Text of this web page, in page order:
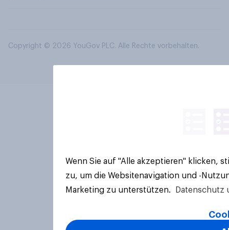
Copyright © 2026 YouGov PLC. Alle Rechte vorbehalten.
Wenn Sie auf "Alle akzeptieren" klicken,
zu, um die Websitenavigation und -
Marketing zu unterstützen.
Datenschutz